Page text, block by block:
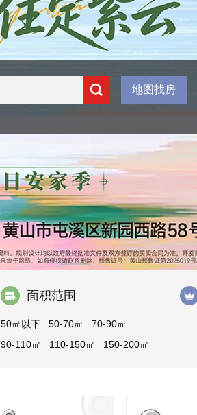
地图找房
面积范围
50㎡以下 50-70㎡
70-90㎡
90-110㎡
110-150㎡
150-200㎡